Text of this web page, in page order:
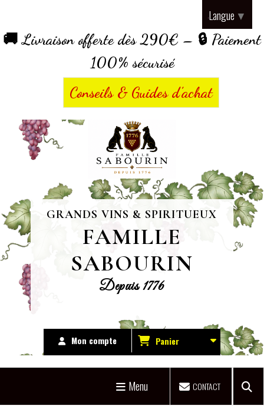
🚚 Livraison offerte dès 290€ – 🔒 Paiement
100% sécurisé
Conseils & Guides d’achat
GRANDS VINS & SPIRITUEUX
FAMILLE
SABOURIN
Depuis 1776
Mon compte Panier
Menu CONTACT
Langue ▼